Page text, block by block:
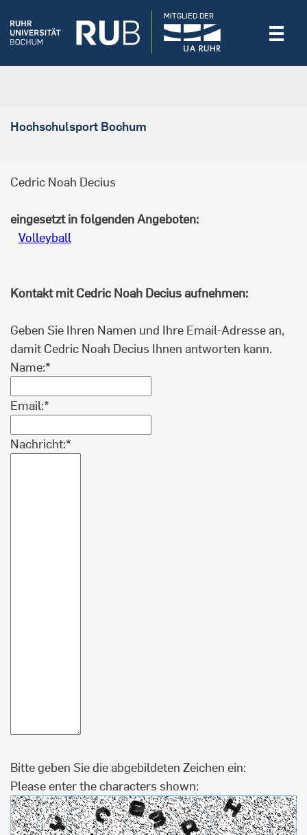
MITGLIED DER
Hochschulsport Bochum
Cedric Noah Decius
eingesetzt in folgenden Angeboten:
Volleyball
Kontakt mit Cedric Noah Decius aufnehmen:
Geben Sie Ihren Namen und Ihre Email-Adresse an,
damit Cedric Noah Decius Ihnen antworten kann.
Name:*
Email:*
Nachricht:*
Bitte geben Sie die abgebildeten Zeichen ein:
Please enter the characters shown: